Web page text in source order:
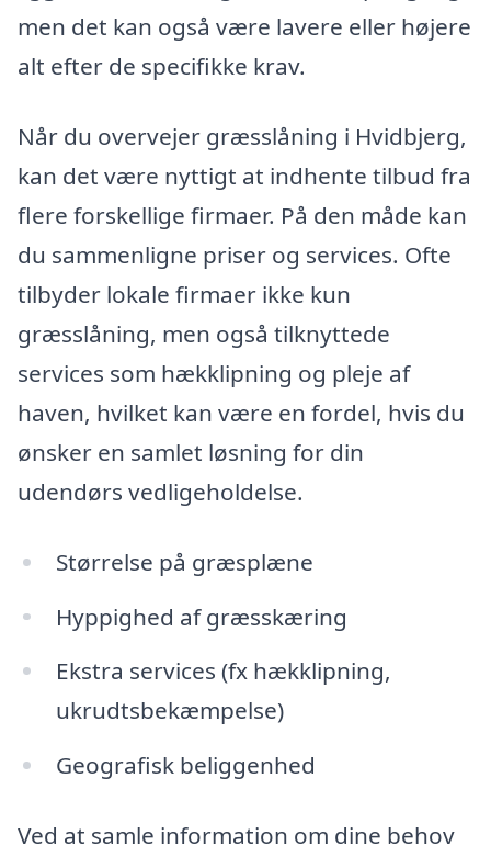
men det kan også være lavere eller højere
alt efter de specifikke krav.
Når du overvejer græsslåning i Hvidbjerg,
kan det være nyttigt at indhente tilbud fra
flere forskellige firmaer. På den måde kan
du sammenligne priser og services. Ofte
tilbyder lokale firmaer ikke kun
græsslåning, men også tilknyttede
services som hækklipning og pleje af
haven, hvilket kan være en fordel, hvis du
ønsker en samlet løsning for din
udendørs vedligeholdelse.
Størrelse på græsplæne
Hyppighed af græsskæring
Ekstra services (fx hækklipning,
ukrudtsbekæmpelse)
Geografisk beliggenhed
Ved at samle information om dine behov